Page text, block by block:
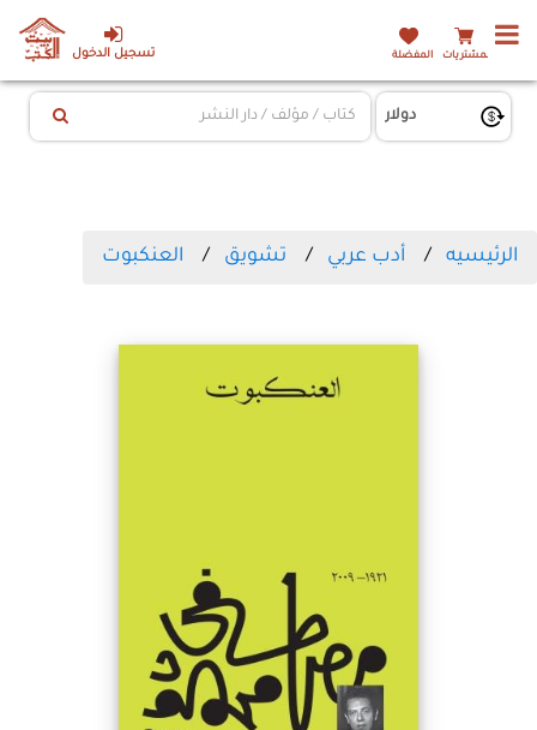
تسجيل الدخول المشتريات المفضلة
الرئيسيه أدب عربي تشويق العنكبوت